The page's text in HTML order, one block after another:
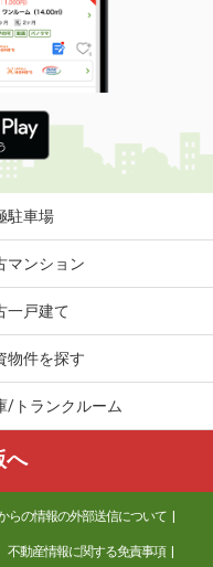
駐車場
マンション
一戸建て
物件を探す
/トランクルーム
へ
らの情報の外部送信について
不動産情報に関する免責事項